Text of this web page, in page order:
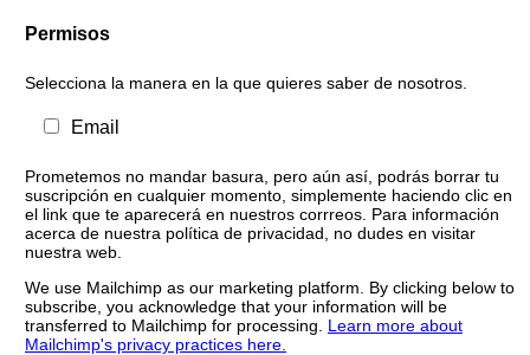
Permisos
Selecciona la manera en la que quieres saber de nosotros.
Email
Prometemos no mandar basura, pero aún así, podrás borrar tu
suscripción en cualquier momento, simplemente haciendo clic en
el link que te aparecerá en nuestros corrreos. Para información
acerca de nuestra política de privacidad, no dudes en visitar
nuestra web.
We use Mailchimp as our marketing platform. By clicking below to
subscribe, you acknowledge that your information will be
transferred to Mailchimp for processing. Learn more about
Mailchimp's privacy practices here.